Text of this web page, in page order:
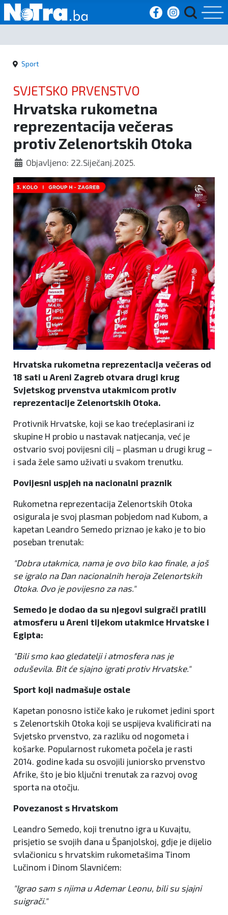
Početna
Vijesti
Sport
Kultura
Crna
kronika
Politika
Zanimljivosti
Sport
SVJETSKO PRVENSTVO
Hrvatska rukometna
reprezentacija večeras
protiv Zelenortskih Otoka
Objavljeno: 22.Siječanj.2025.
Hrvatska rukometna reprezentacija večeras od
18 sati u Areni Zagreb otvara drugi krug
Svjetskog prvenstva utakmicom protiv
reprezentacije Zelenortskih Otoka.
Protivnik Hrvatske, koji se kao trećeplasirani iz
skupine H probio u nastavak natjecanja, već je
ostvario svoj povijesni cilj – plasman u drugi krug –
i sada žele samo uživati u svakom trenutku.
Povijesni uspjeh na nacionalni praznik
Rukometna reprezentacija Zelenortskih Otoka
osigurala je svoj plasman pobjedom nad Kubom, a
kapetan Leandro Semedo priznao je kako je to bio
poseban trenutak:
"Dobra utakmica, nama je ovo bilo kao finale, a još
se igralo na Dan nacionalnih heroja Zelenortskih
Otoka. Ovo je povijesno za nas."
Semedo je dodao da su njegovi suigrači pratili
atmosferu u Areni tijekom utakmice Hrvatske i
Egipta:
"Bili smo kao gledatelji i atmosfera nas je
oduševila. Bit će sjajno igrati protiv Hrvatske."
Sport koji nadmašuje ostale
Kapetan ponosno ističe kako je rukomet jedini sport
s Zelenortskih Otoka koji se uspijeva kvalificirati na
Svjetsko prvenstvo, za razliku od nogometa i
košarke. Popularnost rukometa počela je rasti
2014. godine kada su osvojili juniorsko prvenstvo
Afrike, što je bio ključni trenutak za razvoj ovog
sporta na otočju.
Povezanost s Hrvatskom
Leandro Semedo, koji trenutno igra u Kuvajtu,
prisjetio se svojih dana u Španjolskoj, gdje je dijelio
svlačionicu s hrvatskim rukometašima Tinom
Lučinom i Dinom Slavnićem:
"Igrao sam s njima u Ademar Leonu, bili su sjajni
suigrači."